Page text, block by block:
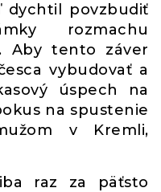
dychtil povzbudiť
rozmachu
Aby tento záver
vybudovať a
úspech na
na spustenie
v Kremli,
raz za päťsto